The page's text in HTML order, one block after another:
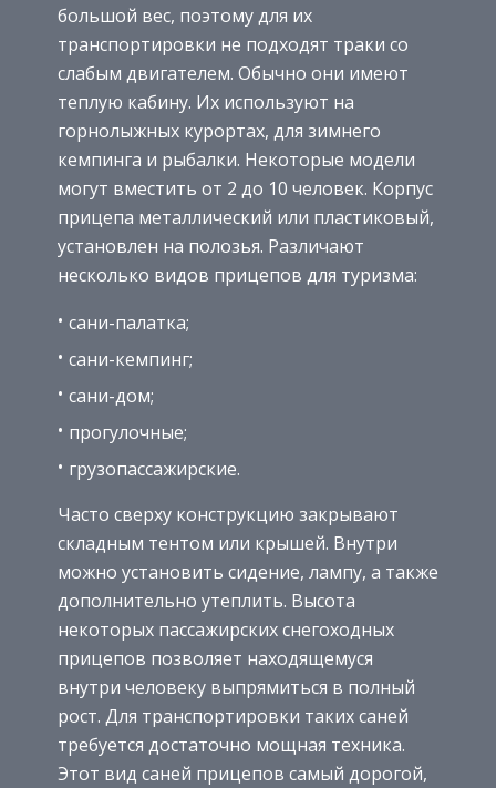
большой вес, поэтому для их
транспортировки не подходят траки со
слабым двигателем. Обычно они имеют
теплую кабину. Их используют на
горнолыжных курортах, для зимнего
кемпинга и рыбалки. Некоторые модели
могут вместить от 2 до 10 человек. Корпус
прицепа металлический или пластиковый,
установлен на полозья. Различают
несколько видов прицепов для туризма:
сани-палатка;
сани-кемпинг;
сани-дом;
прогулочные;
грузопассажирские.
Часто сверху конструкцию закрывают
складным тентом или крышей. Внутри
можно установить сидение, лампу, а также
дополнительно утеплить. Высота
некоторых пассажирских снегоходных
прицепов позволяет находящемуся
внутри человеку выпрямиться в полный
рост. Для транспортировки таких саней
требуется достаточно мощная техника.
Этот вид саней прицепов самый дорогой,